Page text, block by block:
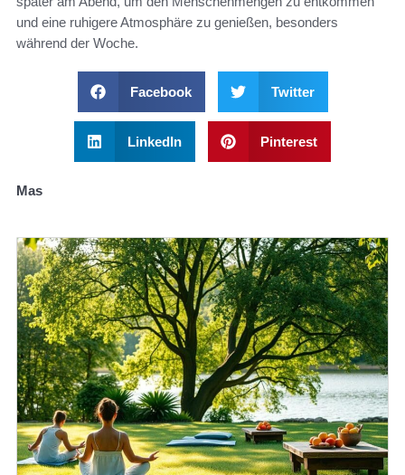
und eine ruhigere Atmosphäre zu genießen, besonders
während der Woche.
Facebook Twitter
LinkedIn Pinterest
Mas